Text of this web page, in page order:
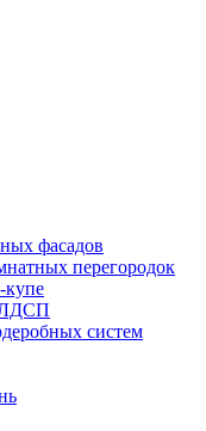
фасадов
перегородок
купе
ЛДСП
систем